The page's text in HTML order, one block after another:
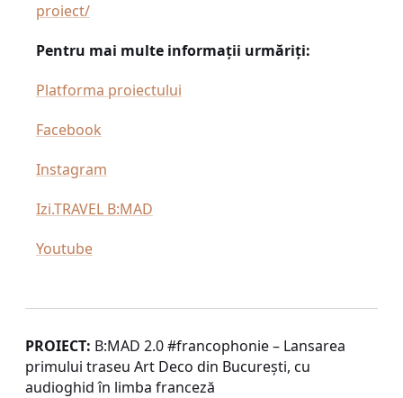
proiect/
Pentru mai multe informații urmăriți:
Platforma proiectului
Facebook
Instagram
Izi.TRAVEL B:MAD
Youtube
PROIECT: B:MAD 2.0 #francophonie – Lansarea
primului traseu Art Deco din București, cu
audioghid în limba franceză